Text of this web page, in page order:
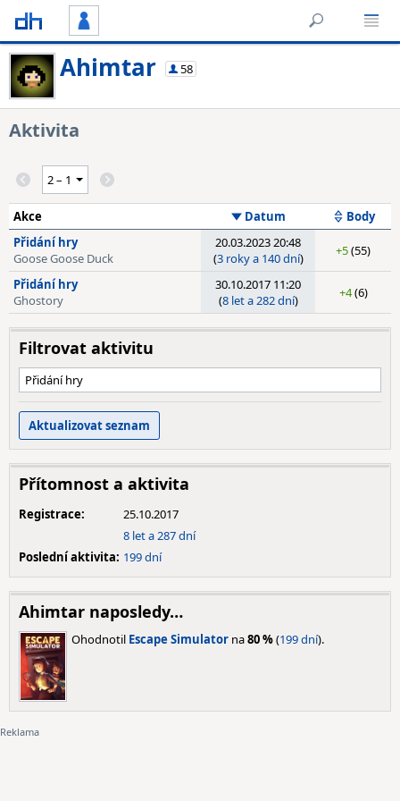
Ahimtar 58
Aktivita
Akce Datum
Body
Přidání hry
Goose Goose Duck
20.03.2023 20:48
(3 roky a 140 dní) +5(55)
Přidání hry
Ghostory
30.10.2017 11:20
(8 let a 282 dní) +4(6)
Filtrovat aktivitu
Přidání hry
Přítomnost a aktivita
Registrace:
25.10.2017
8 let a 287 dní
Poslední aktivita: 199 dní
Ahimtar naposledy…
Ohodnotil Escape Simulator na80 %(199 dní).